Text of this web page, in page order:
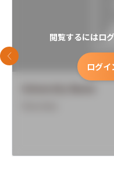
閲覧するにはロ
ログイ
前のスライド